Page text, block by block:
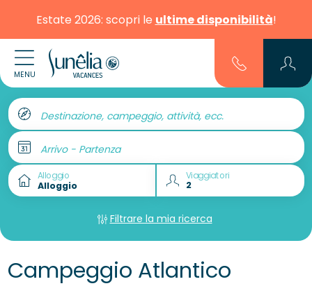
Estate 2026: scopri le ultime disponibilità!
MENU
Destinazione, campeggio, attività, ecc.
Arrivo - Partenza
Alloggio Viaggiatori
Filtrare la mia ricerca
Campeggio Atlantico